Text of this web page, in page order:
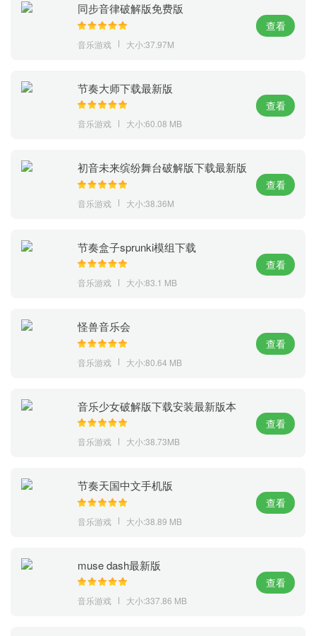
同步音律破解版免费版
音乐游戏 大小:37.97M
查看
节奏大师下载最新版
音乐游戏 大小:60.08 MB
查看
初音未来缤纷舞台破解版下载最新版
音乐游戏 大小:38.36M
查看
节奏盒子sprunki模组下载
音乐游戏 大小:83.1 MB
查看
怪兽音乐会
音乐游戏 大小:80.64 MB
查看
音乐少女破解版下载安装最新版本
音乐游戏 大小:38.73MB
查看
节奏天国中文手机版
音乐游戏 大小:38.89 MB
查看
muse dash最新版
音乐游戏 大小:337.86 MB
查看